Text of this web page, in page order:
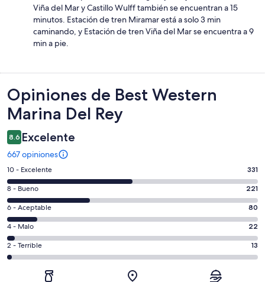
Viña del Mar y Castillo Wulff también se encuentran a 15
minutos. Estación de tren Miramar está a solo 3 min
caminando, y Estación de tren Viña del Mar se encuentra a 9
min a pie.
Opiniones
Opiniones de Best Western
Marina Del Rey
8.6 Excelente
667 opiniones
Puntuación
de
10,
es
decir,
Excelente.
Basada
en
10 - Excelente 331
Puntuación
de
8,
es
decir,
Bueno.
Basada
8 - Bueno 221
Puntuación
de
6,
es
decir,
Aceptable.
6 - Aceptable 80
Puntuación
de
4,
4 - Malo 22
Puntuación
de
2 - Terrible 13